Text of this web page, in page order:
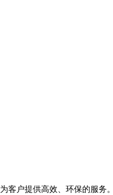
客户提供高效、环保的服务